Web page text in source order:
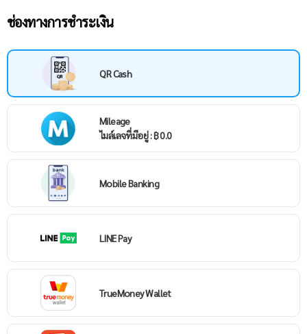
ช่องทางการชำระเงิน
QR Cash
Mileage
ไมล์เลจที่มีอยู่ : ฿ 0.0
Mobile Banking
LINE Pay
TrueMoney Wallet